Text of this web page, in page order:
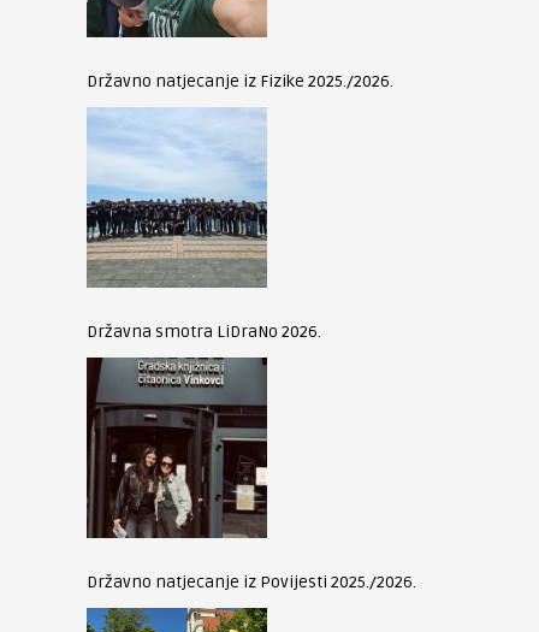
Državno natjecanje iz Fizike 2025./2026.
Državna smotra LiDraNo 2026.
Državno natjecanje iz Povijesti 2025./2026.